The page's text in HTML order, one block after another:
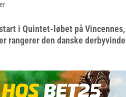
i Quintet-løbet på
rangerer den danske